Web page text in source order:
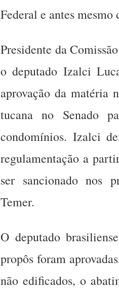
Federal e antes mesmo
Presidente da
o deputado Izalci
aprovação da matéria
tucana no Senado
condomínios. Izalci
regulamentação a
ser sancionado nos
Temer.
O deputado
propôs foram
não edificados, o